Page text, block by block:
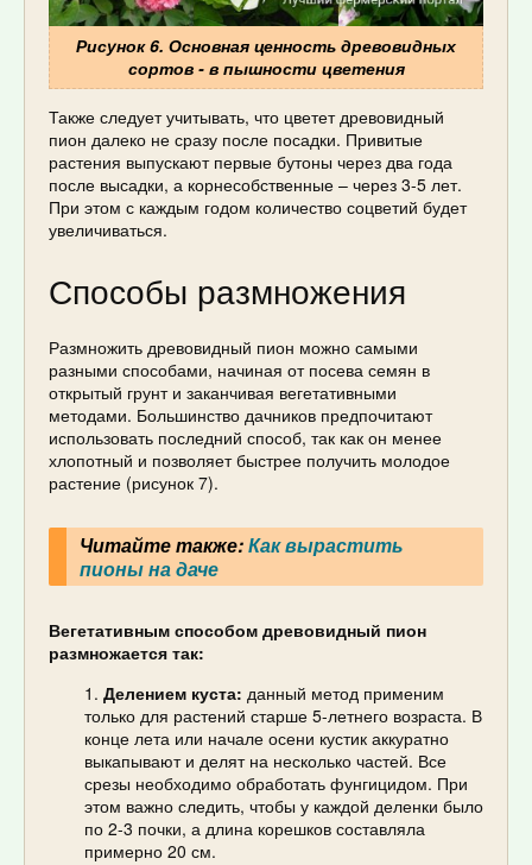
Рисунок 6. Основная ценность древовидных
сортов - в пышности цветения
Также следует учитывать, что цветет древовидный
пион далеко не сразу после посадки. Привитые
растения выпускают первые бутоны через два года
после высадки, а корнесобственные – через 3-5 лет.
При этом с каждым годом количество соцветий будет
увеличиваться.
Способы размножения
Размножить древовидный пион можно самыми
разными способами, начиная от посева семян в
открытый грунт и заканчивая вегетативными
методами. Большинство дачников предпочитают
использовать последний способ, так как он менее
хлопотный и позволяет быстрее получить молодое
растение (рисунок 7).
Читайте также:Как вырастить
пионы на даче
Вегетативным способом древовидный пион
размножается так:
Делением куста: данный метод применим
только для растений старше 5-летнего возраста. В
конце лета или начале осени кустик аккуратно
выкапывают и делят на несколько частей. Все
срезы необходимо обработать фунгицидом. При
этом важно следить, чтобы у каждой деленки было
по 2-3 почки, а длина корешков составляла
примерно 20 см.